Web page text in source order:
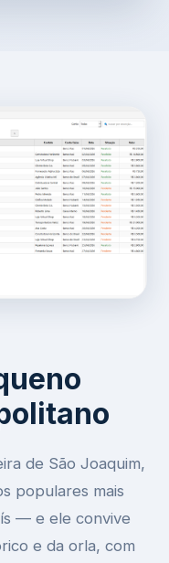
de São Joaquim,
populares mais
— e ele convive
e da orla, com